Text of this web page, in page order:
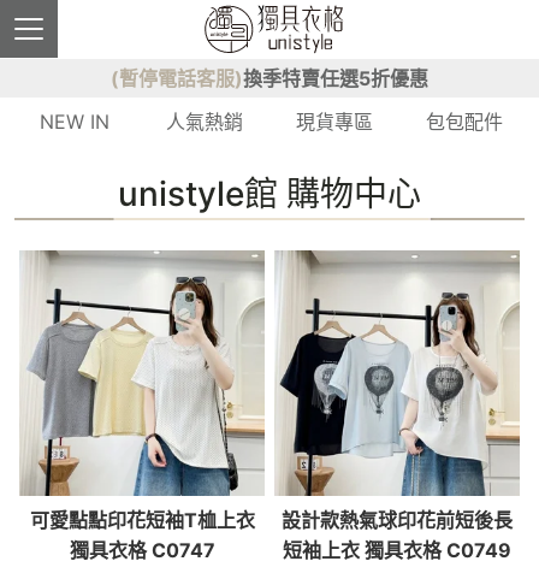
(暫停電話客服)換季特賣任選5折優惠
NEW IN
人氣熱銷 現貨專區 包包配件
unistyle館 購物中心
可愛點點印花短袖T桖上衣
獨具衣格 C0747
設計款熱氣球印花前短後長
短袖上衣 獨具衣格 C0749